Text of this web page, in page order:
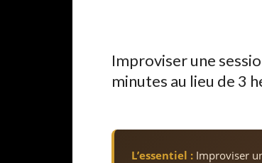
Improviser une
minutes au lieu de 3
L’essentiel : Improviser